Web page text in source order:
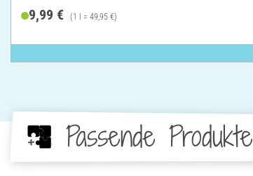
9,99 € (1 l = 49,95 €)
Passende Produkte